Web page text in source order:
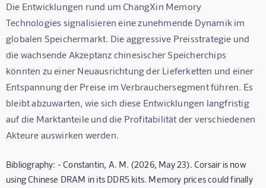
Die Entwicklungen rund um ChangXin Memory
Technologies signalisieren eine zunehmende Dynamik im
globalen Speichermarkt. Die aggressive Preisstrategie und
die wachsende Akzeptanz chinesischer Speicherchips
könnten zu einer Neuausrichtung der Lieferketten und einer
Entspannung der Preise im Verbrauchersegment führen. Es
bleibt abzuwarten, wie sich diese Entwicklungen langfristig
auf die Marktanteile und die Profitabilität der verschiedenen
Akteure auswirken werden.
Bibliography: - Constantin, A. M. (2026, May 23). Corsair is now
using Chinese DRAM in its DDR5 kits. Memory prices could finally